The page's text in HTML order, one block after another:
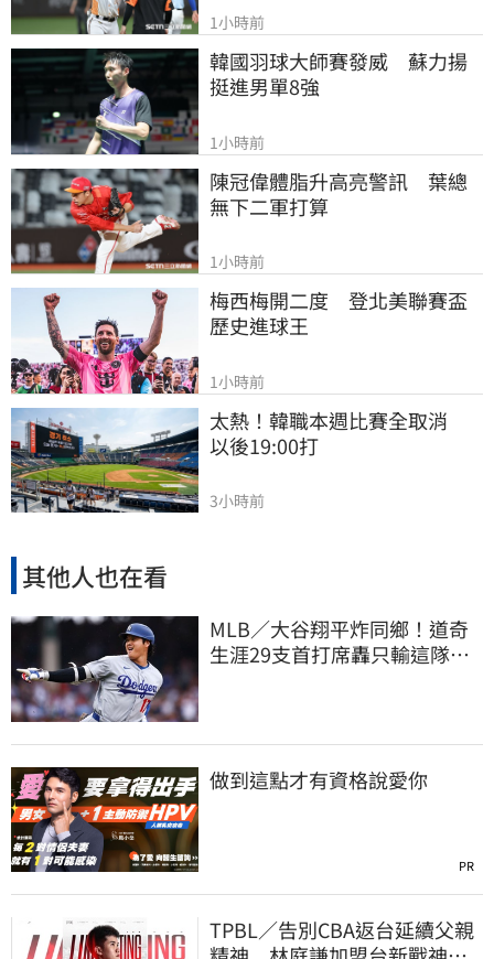
1小時前
韓國羽球大師賽發威　蘇力揚
挺進男單8強
1小時前
陳冠偉體脂升高亮警訊　葉總
無下二軍打算
1小時前
梅西梅開二度　登北美聯賽盃
歷史進球王
1小時前
太熱！韓職本週比賽全取消
以後19:00打
3小時前
其他人也在看
MLB／大谷翔平炸同鄉！道奇
生涯29支首打席轟只輸這隊
做到這點才有資格說愛你
PR
TPBL／告別CBA返台延續父親